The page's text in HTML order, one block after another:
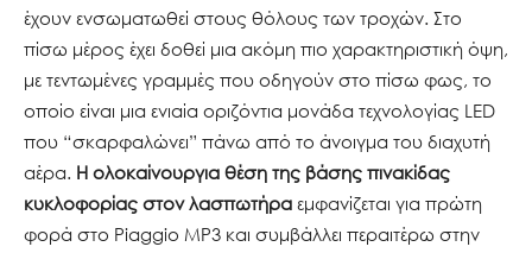
έχουν ενσωματωθεί στους θόλους των τροχών. Στο
πίσω μέρος έχει δοθεί μια ακόμη πιο χαρακτηριστική όψη,
με τεντωμένες γραμμές που οδηγούν στο πίσω φως, το
οποίο είναι μια ενιαία οριζόντια μονάδα τεχνολογίας LED
που “σκαρφαλώνει” πάνω από το άνοιγμα του διαχυτή
αέρα. Η ολοκαίνουργια θέση της βάσης πινακίδας
κυκλοφορίας στον λασπωτήρα εμφανίζεται για πρώτη
φορά στο Piaggio MP3 και συμβάλλει περαιτέρω στην